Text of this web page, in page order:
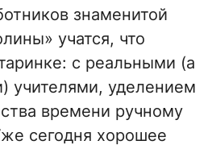
знаменитой
учатся, что
с реальными (а
учителями, уделением
времени ручному
сегодня хорошее